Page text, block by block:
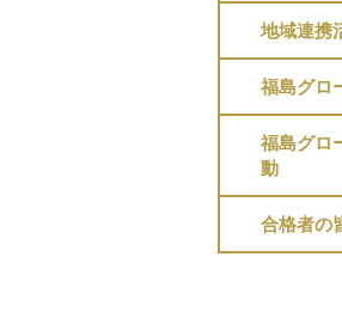
地域連携
福島グロ
福島グロ
動
合格者の